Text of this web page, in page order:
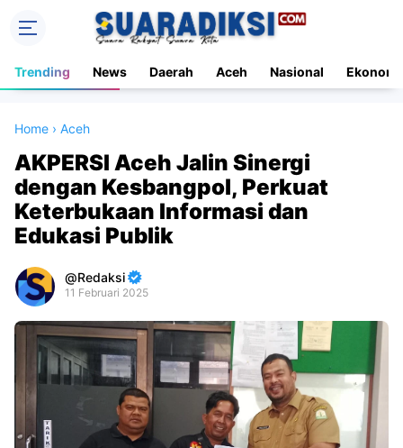
Trending News Daerah Aceh Nasional Ekonomi
Home › Aceh
AKPERSI Aceh Jalin Sinergi
dengan Kesbangpol, Perkuat
Keterbukaan Informasi dan
Edukasi Publik
Redaksi
11 Februari 2025
Premium
Raushan
Design
With
Shroff
Templates